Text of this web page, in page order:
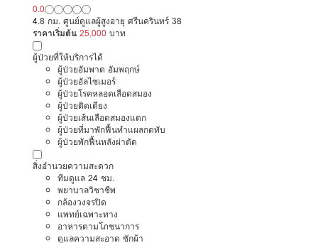
0.0
4.8 กม. ศูนย์ดูแลผู้สูงอายุ ศรีนครินทร์ 38
ราคาเริ่มต้น 25,000 บาท
ผู้ป่วยที่ให้บริการได้
ผู้ป่วยอัมพาต อัมพฤกษ์
ผู้ป่วยอัลไซเมอร์
ผู้ป่วยโรคหลอดเลือดสมอง
ผู้ป่วยติดเตียง
ผู้ป่วยเส้นเลือดสมองแตก
ผู้ป่วยที่มาพักฟื้นทำแผลกดทับ
ผู้ป่วยพักฟื้นหลังผ่าตัด
สิ่งอำนวยความสะดวก
ทีมดูแล 24 ชม.
พยาบาลวิชาชีพ
กล้องวงจรปิด
แพทย์เฉพาะทาง
อาหารตามโภชนาการ
ดูแลความสะอาด ซักผ้า